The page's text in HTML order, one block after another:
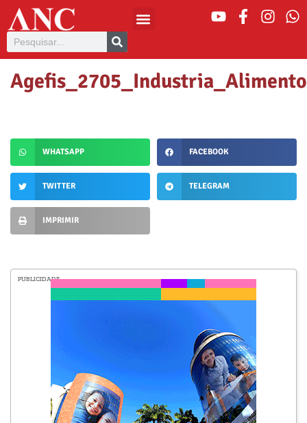
WHATSAPP FACEBOOK
TWITTER TELEGRAM
IMPRIMIR
PUBLICIDADE